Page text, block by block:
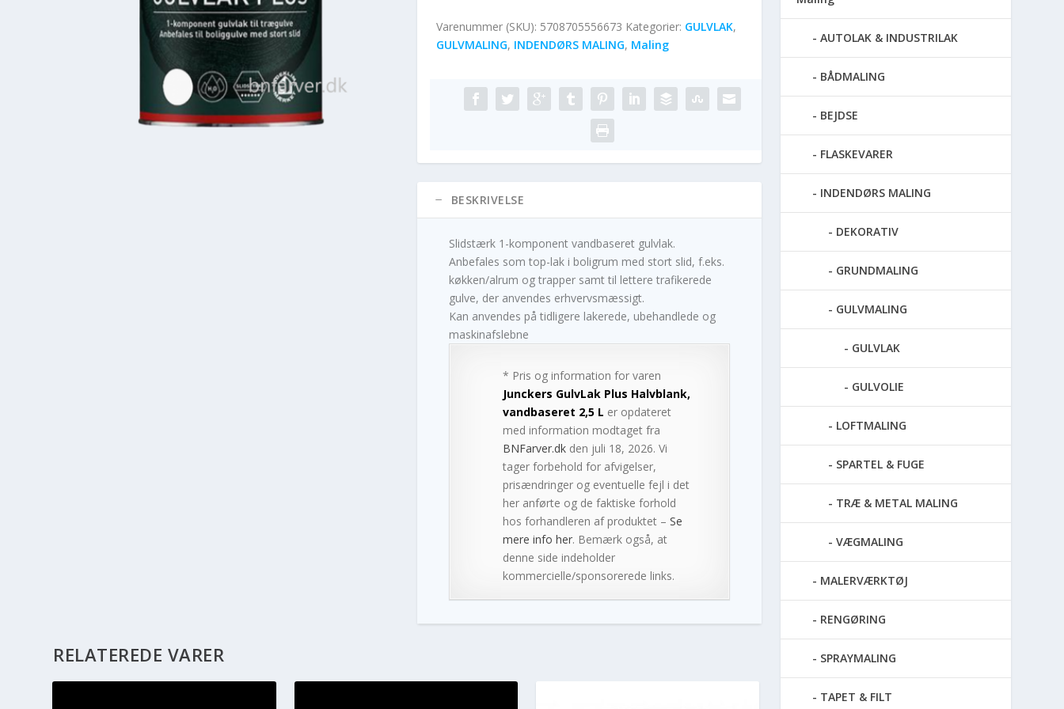
Varenummer (SKU): 5708705556673 Kategorier: GULVLAK,
GULVMALING, INDENDØRS MALING, Maling
BESKRIVELSE
Slidstærk 1-komponent vandbaseret gulvlak.
Anbefales som top-lak i boligrum med stort slid, f.eks.
køkken/alrum og trapper samt til lettere trafikerede
gulve, der anvendes erhvervsmæssigt.
Kan anvendes på tidligere lakerede, ubehandlede og
maskinafslebne
* Pris og information for varen
Junckers GulvLak Plus Halvblank,
vandbaseret 2,5 L er opdateret
med information modtaget fra
BNFarver.dkden juli 18, 2026. Vi
tager forbehold for afvigelser,
prisændringer og eventuelle fejl i det
her anførte og de faktiske forhold
hos forhandleren af produktet – Se
mere info her. Bemærk også, at
denne side indeholder
kommercielle/sponsorerede links.
RELATEREDE VARER
AUTOLAK & INDUSTRILAK
BÅDMALING
BEJDSE
FLASKEVARER
INDENDØRS MALING
DEKORATIV
GRUNDMALING
GULVMALING
GULVLAK
GULVOLIE
LOFTMALING
SPARTEL & FUGE
TRÆ & METAL MALING
VÆGMALING
MALERVÆRKTØJ
RENGØRING
SPRAYMALING
TAPET & FILT